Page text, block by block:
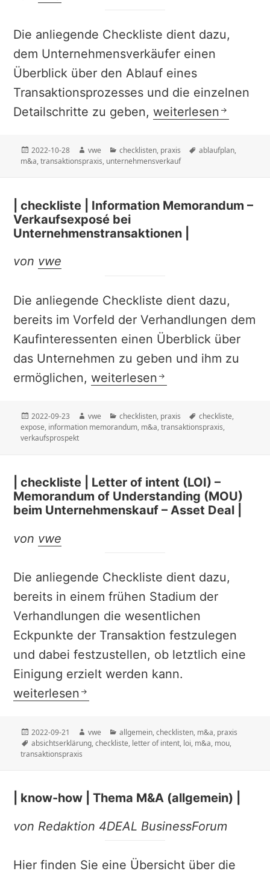
Die anliegende Checkliste dient dazu,
dem Unternehmensverkäufer einen
Überblick über den Ablauf eines
Transaktionsprozesses und die einzelnen
Detailschritte zu geben,| checkliste |
weiterlesen
Veröffentlicht
am
2022-10-28 Autor
vwe Kategorien
checklisten, praxis Schlagwörter
ablaufplan,
m&a,transaktionspraxis, unternehmensverkauf
| checkliste | Information Memorandum –
Verkaufsexposé bei
Unternehmenstransaktionen |
von vwe
Die anliegende Checkliste dient dazu,
bereits im Vorfeld der Verhandlungen dem
Kaufinteressenten einen Überblick über
das Unternehmen zu geben und ihm zu
ermöglichen,| checkliste | Information
weiterlesen
Veröffentlicht
am
2022-09-23 Autor
vwe Kategorien
checklisten, praxis Schlagwörter
checkliste,
expose, information memorandum, m&a,transaktionspraxis,
verkaufsprospekt
| checkliste | Letter of intent (LOI) –
Memorandum of Understanding (MOU)
beim Unternehmenskauf – Asset Deal |
von vwe
Die anliegende Checkliste dient dazu,
bereits in einem frühen Stadium der
Verhandlungen die wesentlichen
Eckpunkte der Transaktion festzulegen
und dabei festzustellen, ob letztlich eine
Einigung erzielt werden kann.
| checkliste | Letter of intent (LOI) –
weiterlesen
Veröffentlicht
am
2022-09-21 Autor
vwe Kategorien
allgemein,checklisten, m&a, praxis
Schlagwörter
absichtserklärung,checkliste, letter of intent, loi, m&a, mou,
transaktionspraxis
| know-how | Thema M&A (allgemein) |
von Redaktion 4DEAL BusinessForum
Hier finden Sie eine Übersicht über die